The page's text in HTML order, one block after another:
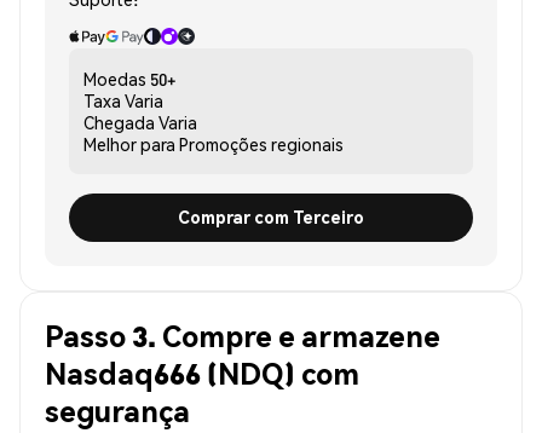
Moedas 50+
Taxa Varia
Chegada Varia
Melhor para Promoções regionais
Comprar com Terceiro
Passo 3. Compre e armazene
Nasdaq666 (NDQ) com
segurança